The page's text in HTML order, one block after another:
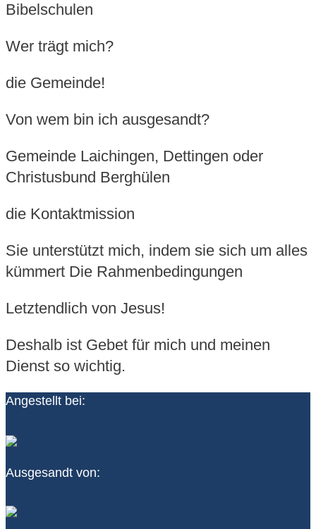
Bibelschulen
Wer trägt mich?
die Gemeinde!
Von wem bin ich ausgesandt?
Gemeinde Laichingen, Dettingen oder
Christusbund Berghülen
die Kontaktmission
Sie unterstützt mich, indem sie sich um alles
kümmert Die Rahmenbedingungen
Letztendlich von Jesus!
Deshalb ist Gebet für mich und meinen
Dienst so wichtig.
Angestellt bei:
Ausgesandt von: